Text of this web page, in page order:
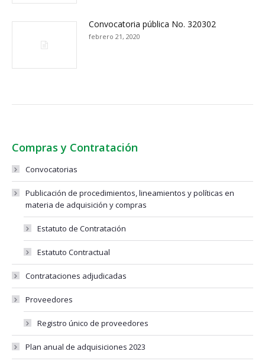
Convocatoria pública No. 320302
febrero 21, 2020
Compras y Contratación
Convocatorias
Publicación de procedimientos, lineamientos y políticas en
materia de adquisición y compras
Estatuto de Contratación
Estatuto Contractual
Contrataciones adjudicadas
Proveedores
Registro único de proveedores
Plan anual de adquisiciones 2023